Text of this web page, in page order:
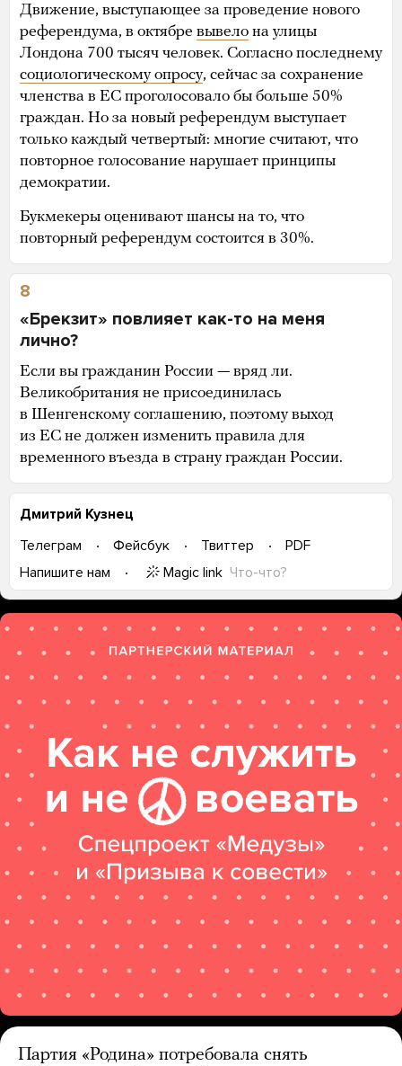
Движение, выступающее за проведение нового
референдума, в октябре вывело на улицы
Лондона 700 тысяч человек. Согласно последнему
социологическому опросу, сейчас за сохранение
членства в ЕС проголосовало бы больше 50%
граждан. Но за новый референдум выступает
только каждый четвертый: многие считают, что
повторное голосование нарушает принципы
демократии.
Букмекеры оценивают шансы на то, что
повторный референдум состоится в 30%.
8
«Брекзит» повлияет как-то на меня
лично?
Если вы гражданин России — вряд ли.
Великобритания не присоединилась
в Шенгенскому соглашению, поэтому выход
из ЕС не должен изменить правила для
временного въезда в страну граждан России.
Дмитрий Кузнец
Телеграм
Фейсбук Твиттер
PDF
Напишите нам
Magic link Что-что?
Партия «Родина» потребовала снять